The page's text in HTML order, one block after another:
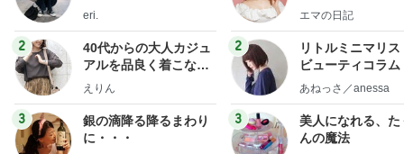
eri.
2
40代からの大人カジュ
アルを品良く着こなす
ファッションブログ
えりん
3
銀の滴降る降るまわり
に・・・
社売却セカンドラ
エマの日記
2
リトルミニマリス
ビューティコラ
little
あねっさ／anessa
3
美人になれる、た
んの魔法